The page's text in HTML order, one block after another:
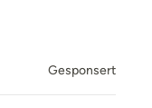
Gesponsert